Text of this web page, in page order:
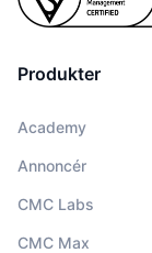
Produkter
Academy
Annoncér
CMC Labs
CMC Max